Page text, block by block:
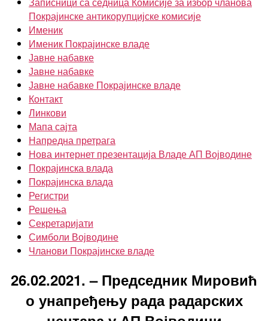
Покрајинске антикорупцијске комисије
Именик
Именик Покрајинске владе
Јавне набавке
Јавне набавке
Јавне набавке Покрајинске владе
Контакт
Линкови
Мапа сајта
Напредна претрага
Нова интернет презентација Владе АП Војводине
Покрајинска влада
Покрајинска влада
Регистри
Решења
Секретаријати
Симболи Војводине
Чланови Покрајинске владе
26.02.2021. – Председник Мировић
о унапређењу рада радарских